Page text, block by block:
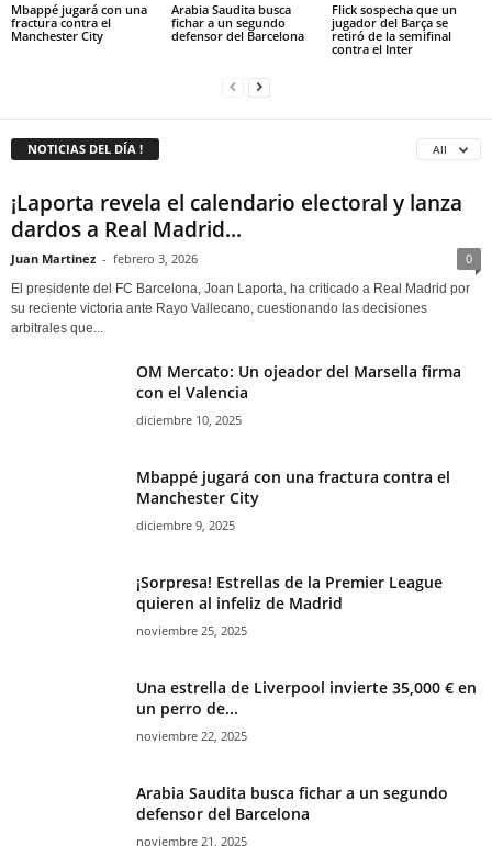
Mbappé jugará con una
fractura contra el
Manchester City
Arabia Saudita busca
fichar a un segundo
defensor del Barcelona
Flick sospecha que un
jugador del Barça se
retiró de la semifinal
contra el Inter
NOTICIAS DEL DÍA ! All
¡Laporta revela el calendario electoral y lanza
dardos a Real Madrid...
Juan Martinez - febrero 3, 2026 0
El presidente del FC Barcelona, Joan Laporta, ha criticado a Real Madrid por
su reciente victoria ante Rayo Vallecano, cuestionando las decisiones
arbitrales que...
OM Mercato: Un ojeador del Marsella firma
con el Valencia
diciembre 10, 2025
Mbappé jugará con una fractura contra el
Manchester City
diciembre 9, 2025
¡Sorpresa! Estrellas de la Premier League
quieren al infeliz de Madrid
noviembre 25, 2025
Una estrella de Liverpool invierte 35,000 € en
un perro de...
noviembre 22, 2025
Arabia Saudita busca fichar a un segundo
defensor del Barcelona
noviembre 21, 2025